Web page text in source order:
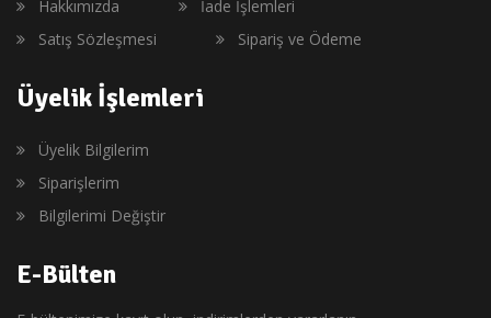
Hakkımızda
İade İşlemleri
Satış Sözleşmesi
Sipariş ve Ödeme
Üyelik İşlemleri
Üyelik Bilgilerim
Siparişlerim
Bilgilerimi Değiştir
E-Bülten